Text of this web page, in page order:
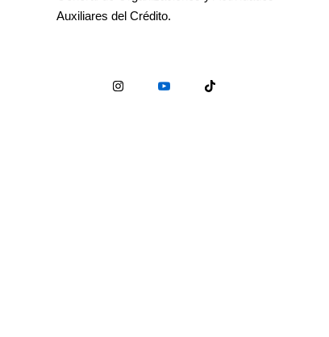
Auxiliares del Crédito.